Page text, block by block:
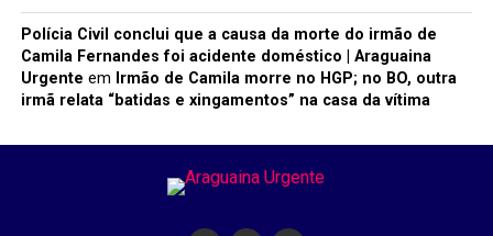
Polícia Civil conclui que a causa da morte do irmão de
Camila Fernandes foi acidente doméstico | Araguaina
Urgente em Irmão de Camila morre no HGP; no BO, outra
irmã relata “batidas e xingamentos” na casa da vítima